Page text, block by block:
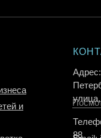
и
88